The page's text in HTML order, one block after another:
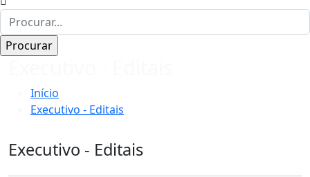
Início
Executivo - Editais
Executivo - Editais